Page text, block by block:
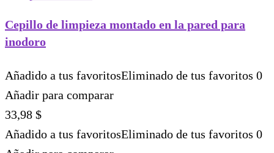
Cepillo de limpieza montado en la pared para
inodoro
Añadido a tus favoritosEliminado de tus favoritos 0
Añadir para comparar
33,98 $
Añadido a tus favoritosEliminado de tus favoritos 0